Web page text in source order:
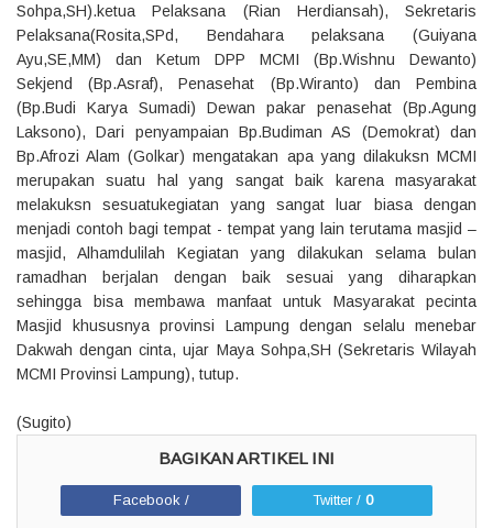
Sohpa,SH).ketua Pelaksana (Rian Herdiansah), Sekretaris
Pelaksana(Rosita,SPd, Bendahara pelaksana (Guiyana
Ayu,SE,MM) dan Ketum DPP MCMI (Bp.Wishnu Dewanto)
Sekjend (Bp.Asraf), Penasehat (Bp.Wiranto) dan Pembina
(Bp.Budi Karya Sumadi) Dewan pakar penasehat (Bp.Agung
Laksono), Dari penyampaian Bp.Budiman AS (Demokrat) dan
Bp.Afrozi Alam (Golkar) mengatakan apa yang dilakuksn MCMI
merupakan suatu hal yang sangat baik karena masyarakat
melakuksn sesuatukegiatan yang sangat luar biasa dengan
menjadi contoh bagi tempat - tempat yang lain terutama masjid –
masjid, Alhamdulilah Kegiatan yang dilakukan selama bulan
ramadhan berjalan dengan baik sesuai yang diharapkan
sehingga bisa membawa manfaat untuk Masyarakat pecinta
Masjid khususnya provinsi Lampung dengan selalu menebar
Dakwah dengan cinta, ujar Maya Sohpa,SH (Sekretaris Wilayah
MCMI Provinsi Lampung), tutup.
(Sugito)
Facebook / Twitter / 0